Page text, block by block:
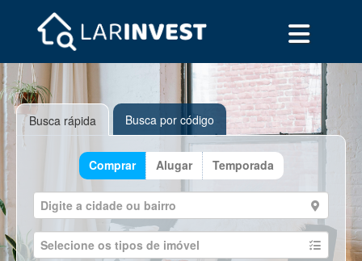
Busca rápida Busca por código
Comprar Alugar Temporada